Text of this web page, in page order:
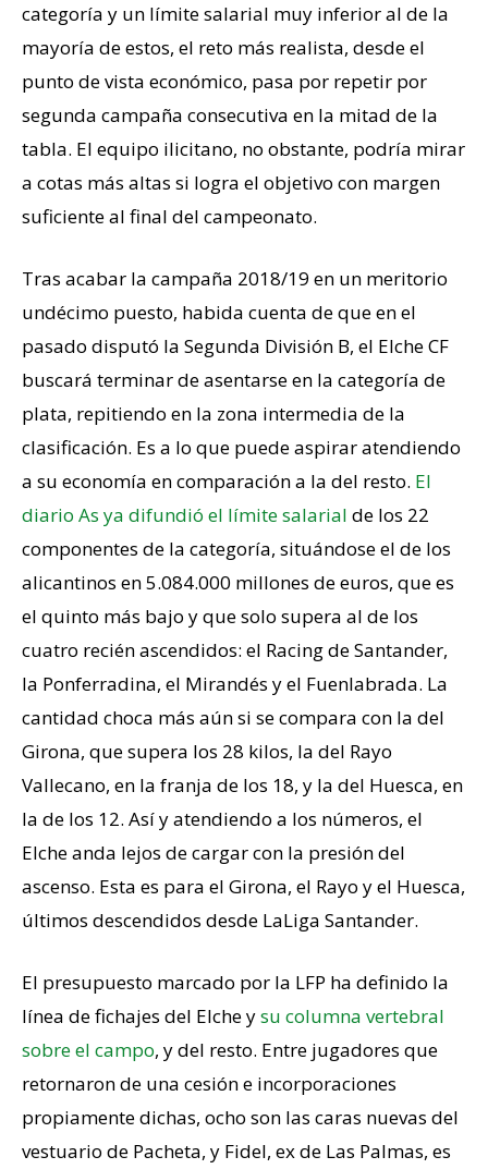
categoría y un límite salarial muy inferior al de la
mayoría de estos, el reto más realista, desde el
punto de vista económico, pasa por repetir por
segunda campaña consecutiva en la mitad de la
tabla. El equipo ilicitano, no obstante, podría mirar
a cotas más altas si logra el objetivo con margen
suficiente al final del campeonato.
Tras acabar la campaña 2018/19 en un meritorio
undécimo puesto, habida cuenta de que en el
pasado disputó la Segunda División B, el Elche CF
buscará terminar de asentarse en la categoría de
plata, repitiendo en la zona intermedia de la
clasificación. Es a lo que puede aspirar atendiendo
a su economía en comparación a la del resto. El
diario As ya difundió el límite salarial de los 22
componentes de la categoría, situándose el de los
alicantinos en 5.084.000 millones de euros, que es
el quinto más bajo y que solo supera al de los
cuatro recién ascendidos: el Racing de Santander,
la Ponferradina, el Mirandés y el Fuenlabrada. La
cantidad choca más aún si se compara con la del
Girona, que supera los 28 kilos, la del Rayo
Vallecano, en la franja de los 18, y la del Huesca, en
la de los 12. Así y atendiendo a los números, el
Elche anda lejos de cargar con la presión del
ascenso. Esta es para el Girona, el Rayo y el Huesca,
últimos descendidos desde LaLiga Santander.
El presupuesto marcado por la LFP ha definido la
línea de fichajes del Elche ysu columna vertebral
sobre el campo, y del resto. Entre jugadores que
retornaron de una cesión e incorporaciones
propiamente dichas, ocho son las caras nuevas del
vestuario de Pacheta, y Fidel, ex de Las Palmas, es